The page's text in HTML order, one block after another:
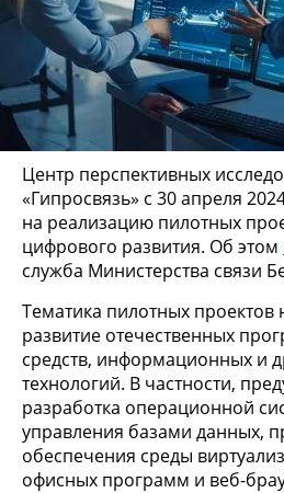
Центр перспективных
«Гипросвязь» с 30 апреля
на реализацию пилотных
цифрового развития. Об этом
служба Министерства связи
Тематика пилотных проектов
развитие отечественных
средств, информационных и
технологий. В частности,
разработка операционной
управления базами данных,
обеспечения среды
офисных программ и веб-